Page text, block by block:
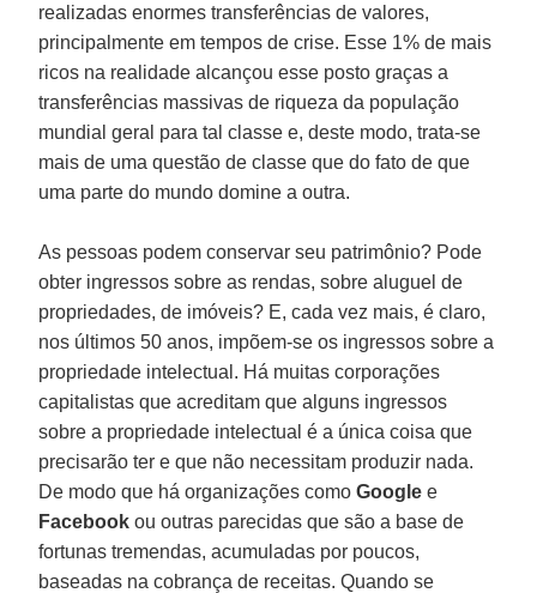
realizadas enormes transferências de valores,
principalmente em tempos de crise. Esse 1% de mais
ricos na realidade alcançou esse posto graças a
transferências massivas de riqueza da população
mundial geral para tal classe e, deste modo, trata-se
mais de uma questão de classe que do fato de que
uma parte do mundo domine a outra.
As pessoas podem conservar seu patrimônio? Pode
obter ingressos sobre as rendas, sobre aluguel de
propriedades, de imóveis? E, cada vez mais, é claro,
nos últimos 50 anos, impõem-se os ingressos sobre a
propriedade intelectual. Há muitas corporações
capitalistas que acreditam que alguns ingressos
sobre a propriedade intelectual é a única coisa que
precisarão ter e que não necessitam produzir nada.
De modo que há organizações comoGoogle e
Facebook ou outras parecidas que são a base de
fortunas tremendas, acumuladas por poucos,
baseadas na cobrança de receitas. Quando se